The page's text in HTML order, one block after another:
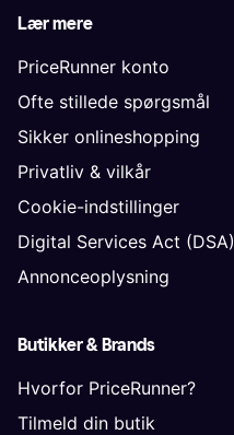
Lær mere
PriceRunner konto
Ofte stillede spørgsmål
Sikker onlineshopping
Privatliv & vilkår
Cookie-indstillinger
Digital Services Act (DSA)
Annonceoplysning
Butikker & Brands
Hvorfor PriceRunner?
Tilmeld din butik